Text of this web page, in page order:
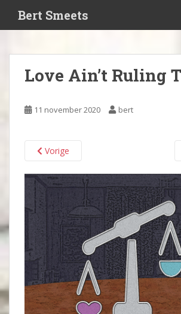
i
t
Bert Smeets
Love Ain’t Ruling
11 november 2020 bert
Vorige